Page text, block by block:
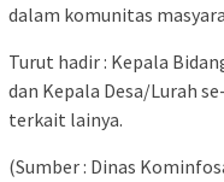
dalam komunitas
Turut hadir : Kepala
dan Kepala Desa/Lurah
terkait lainya.
(Sumber : Dinas